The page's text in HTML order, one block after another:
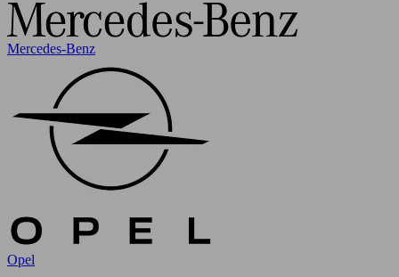
Mercedes-Benz
Opel